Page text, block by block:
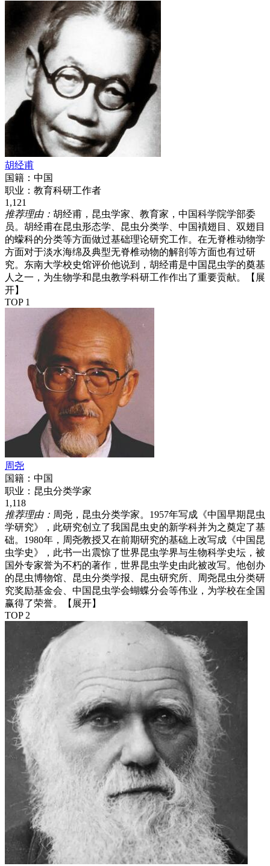
胡经甫
国籍： 中国
职业： 教育科研工作者
1,121
推荐理由： 胡经甫，昆虫学家、教育家，中国科学院学部委
员。胡经甫在昆虫形态学、昆虫分类学、中国襀翅目、双翅目
的蠓科的分类等方面做过基础理论研究工作。在无脊椎动物学
方面对于淡水海绵及典型无脊椎动物的解剖等方面也有过研
究。东南大学校史馆评价他说到，胡经甫是中国昆虫学的奠基
人之一，为生物学和昆虫教学科研工作作出了重要贡献。
【展
开】
TOP 1
周尧
国籍： 中国
职业： 昆虫分类学家
1,118
推荐理由： 周尧，昆虫分类学家。1957年写成《中国早期昆虫
学研究》，此研究创立了我国昆虫史的新学科并为之奠定了基
础。1980年，周尧教授又在前期研究的基础上改写成《中国昆
虫学史》，此书一出震惊了世界昆虫学界与生物科学史坛，被
国外专家誉为不朽的著作，世界昆虫学史由此被改写。他创办
的昆虫博物馆、昆虫分类学报、昆虫研究所、周尧昆虫分类研
究奖励基金会、中国昆虫学会蝴蝶分会等伟业，为学校在全国
赢得了荣誉。
【展开】
TOP 2